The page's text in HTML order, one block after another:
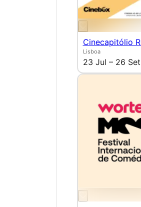
Cinecapitólio
Lisboa
23 Jul – 26 Set